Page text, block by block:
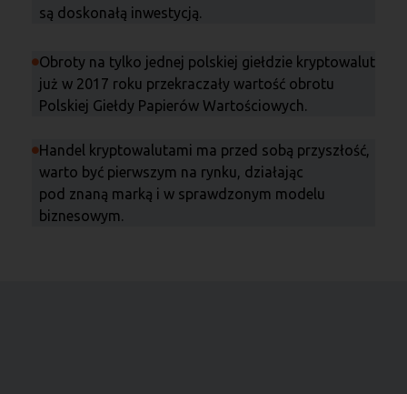
są doskonałą inwestycją.
Obroty na tylko jednej polskiej giełdzie kryptowalut
już w 2017 roku przekraczały wartość obrotu
Polskiej Giełdy Papierów Wartościowych.
Handel kryptowalutami ma przed sobą przyszłość,
warto być pierwszym na rynku, działając
pod znaną marką i w sprawdzonym modelu
biznesowym.